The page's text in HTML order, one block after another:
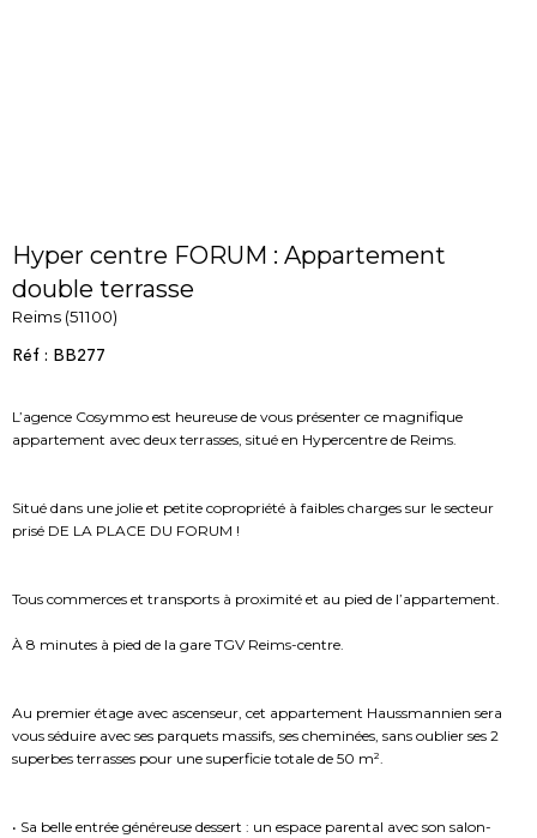
Hyper centre FORUM : Appartement
double terrasse
Reims (51100)
Réf : BB277
L’agence Cosymmo est heureuse de vous présenter ce magnifique
appartement avec deux terrasses, situé en Hypercentre de Reims.
Situé dans une jolie et petite copropriété à faibles charges sur le secteur
prisé DE LA PLACE DU FORUM !
Tous commerces et transports à proximité et au pied de l’appartement.
À 8 minutes à pied de la gare TGV Reims-centre.
Au premier étage avec ascenseur, cet appartement Haussmannien sera
vous séduire avec ses parquets massifs, ses cheminées, sans oublier ses 2
superbes terrasses pour une superficie totale de 50 m².
• Sa belle entrée généreuse dessert : un espace parental avec son salon-